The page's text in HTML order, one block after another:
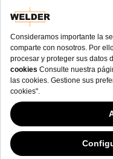
Política de Privacidad
Recibir correos
Welder Watch
Communication
consent to its use. .
SOCIAL
Este sitio web ha continuado
opiniones Variables con
“ley de cookies”, debemos